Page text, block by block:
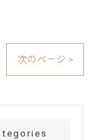
次のページ >